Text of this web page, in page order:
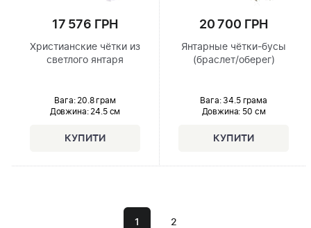
17 576 ГРН
Христианские чётки из
светлого янтаря
Вага: 20.8 грам
Довжина:24.5 см
20 700 ГРН
Янтарные чётки-бусы
(браслет/оберег)
Вага: 34.5 грама
Довжина: 50 см
1 2